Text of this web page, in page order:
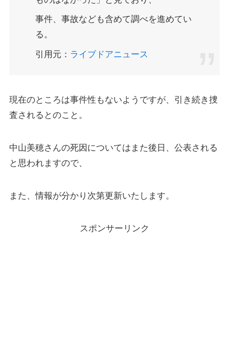
事件、事故なども含めて調べを進めてい
る。
引用元： ライブドアニュース
現在のところは事件性もないようですが、引き続き捜
査されるとのこと。
中山美穂さんの死因についてはまた後日、公表される
と思われますので、
また、情報が分かり次第更新いたします。
スポンサーリンク